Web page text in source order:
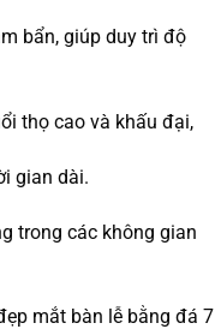
bẩn, giúp duy trì độ
thọ cao và khấu đại,
gian dài.
trong các không gian
mắt bàn lễ bằng đá 7